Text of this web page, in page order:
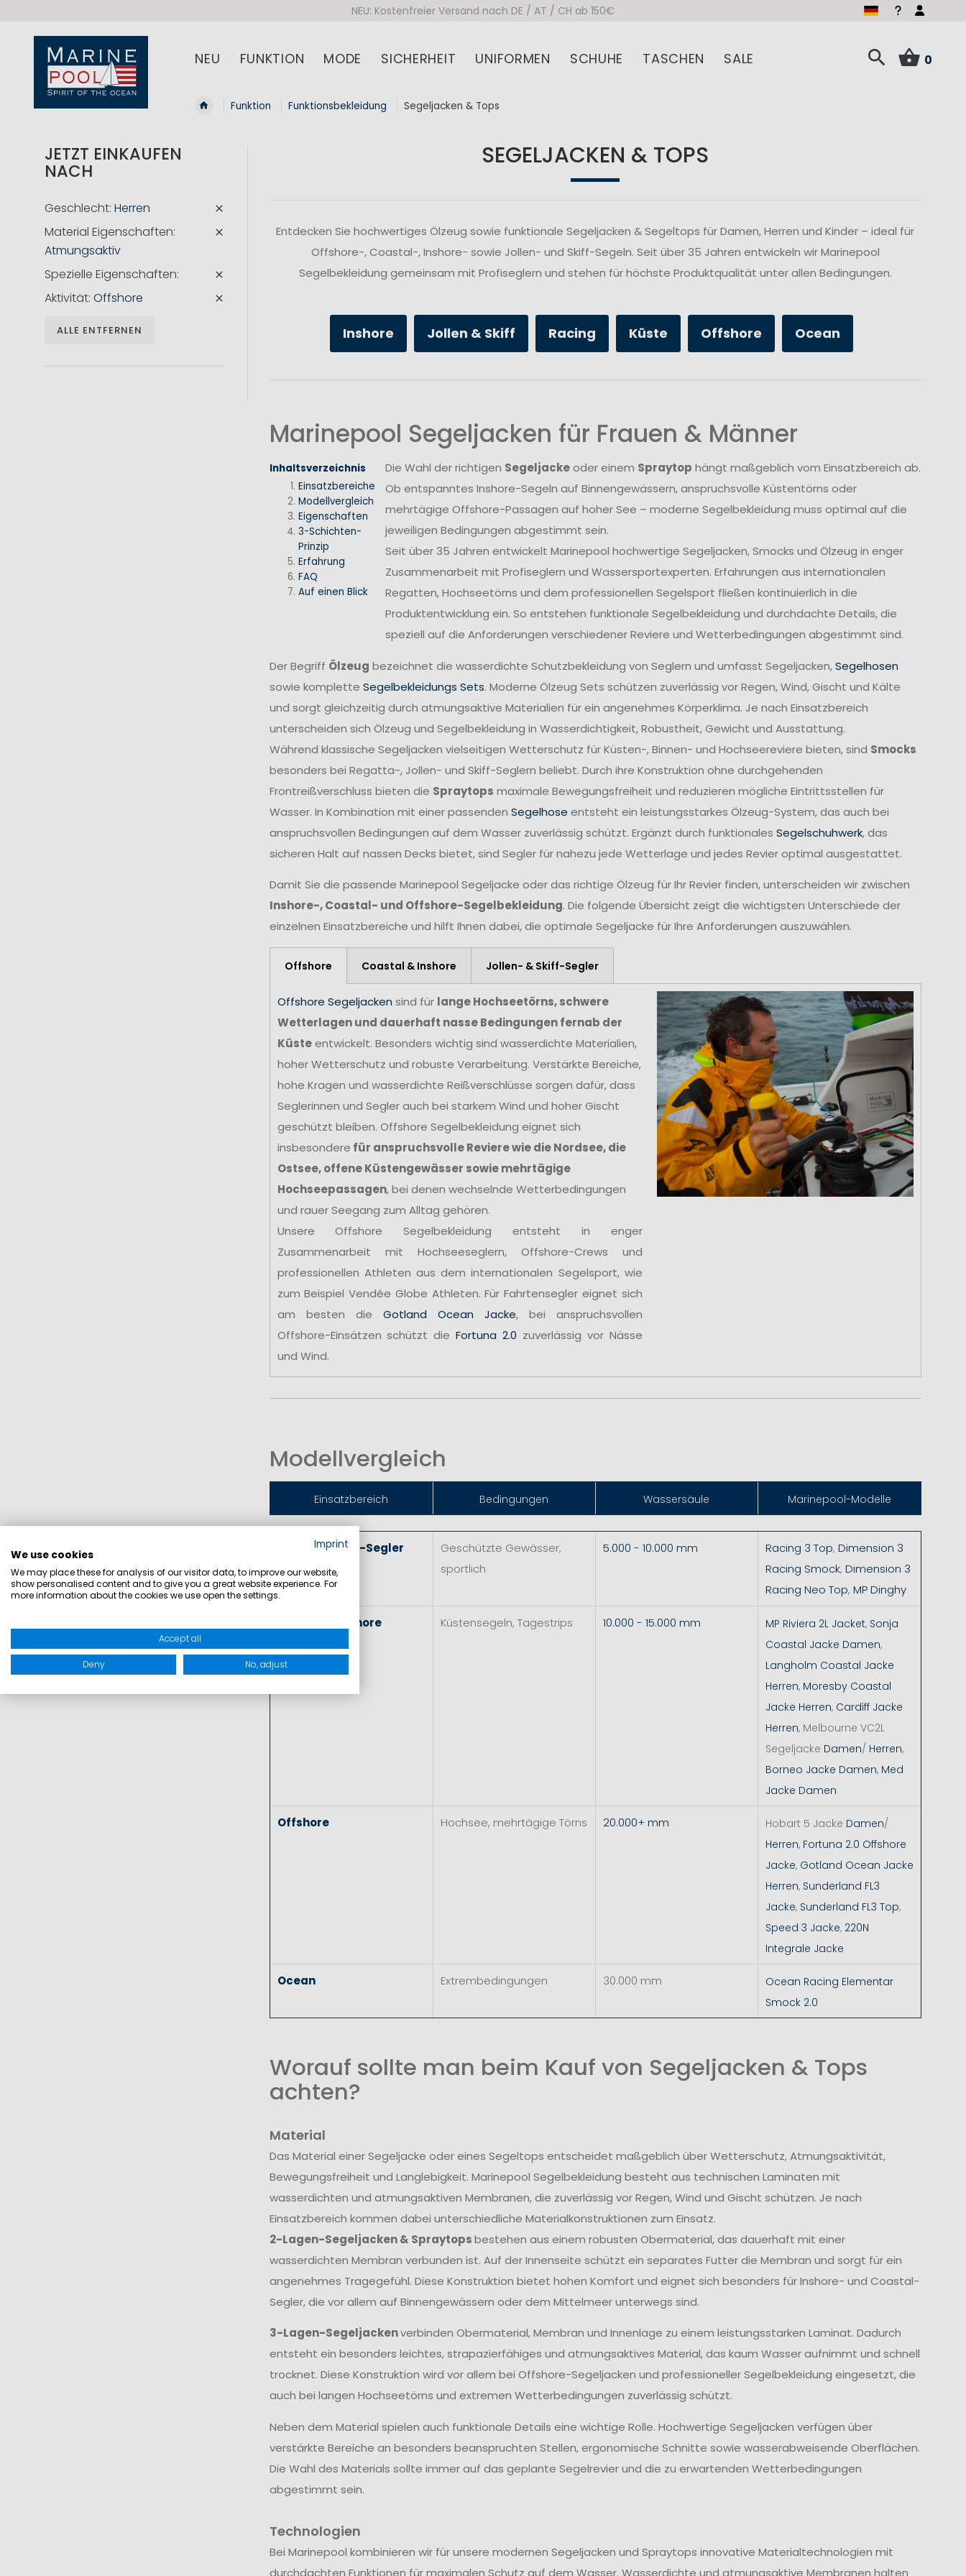
NEU: Kostenfreier Versand nach DE / AT / CH ab 150€
NEU FUNKTION MODE SICHERHEIT UNIFORMEN SCHUHE TASCHEN SALE 0
Funktion Funktionsbekleidung Segeljacken & Tops
SEGELJACKEN & TOPS
Entdecken Sie hochwertiges Ölzeug sowie funktionale Segeljacken & Segeltops für Damen, Herren und Kinder – ideal für
Offshore-, Coastal-, Inshore- sowie Jollen- und Skiff-Segeln. Seit über 35 Jahren entwickeln wir Marinepool
Segelbekleidung gemeinsam mit Profiseglern und stehen für höchste Produktqualität unter allen Bedingungen.
Inshore Jollen & Skiff Racing Küste Offshore Ocean
Marinepool Segeljacken für Frauen & Männer
Inhaltsverzeichnis
Einsatzbereiche
Modellvergleich
Eigenschaften
3-Schichten-
Prinzip
Erfahrung
FAQ
Auf einen Blick
Die Wahl der richtigen Segeljackeoder einem Spraytop hängt maßgeblich vom Einsatzbereich ab.
Ob entspanntes Inshore-Segeln auf Binnengewässern, anspruchsvolle Küstentörns oder
mehrtägige Offshore-Passagen auf hoher See – moderne Segelbekleidung muss optimal auf die
jeweiligen Bedingungen abgestimmt sein.
Seit über 35 Jahren entwickelt Marinepool hochwertige Segeljacken, Smocks und Ölzeug in enger
Zusammenarbeit mit Profiseglern und Wassersportexperten. Erfahrungen aus internationalen
Regatten, Hochseetörns und dem professionellen Segelsport fließen kontinuierlich in die
Produktentwicklung ein. So entstehen funktionale Segelbekleidung und durchdachte Details, die
speziell auf die Anforderungen verschiedener Reviere und Wetterbedingungen abgestimmt sind.
Der Begriff Ölzeug bezeichnet die wasserdichte Schutzbekleidung von Seglern und umfasst Segeljacken,Segelhosen
sowie komplette Segelbekleidungs Sets. Moderne Ölzeug Sets schützen zuverlässig vor Regen, Wind, Gischt und Kälte
und sorgt gleichzeitig durch atmungsaktive Materialien für ein angenehmes Körperklima. Je nach Einsatzbereich
unterscheiden sich Ölzeug und Segelbekleidung in Wasserdichtigkeit, Robustheit, Gewicht und Ausstattung.
Während klassische Segeljacken vielseitigen Wetterschutz für Küsten-, Binnen- und Hochseereviere bieten, sind Smocks
besonders bei Regatta-, Jollen- und Skiff-Seglern beliebt. Durch ihre Konstruktion ohne durchgehenden
Frontreißverschluss bieten die Spraytops maximale Bewegungsfreiheit und reduzieren mögliche Eintrittsstellen für
Wasser. In Kombination mit einer passenden Segelhose entsteht ein leistungsstarkes Ölzeug-System, das auch bei
anspruchsvollen Bedingungen auf dem Wasser zuverlässig schützt. Ergänzt durch funktionales Segelschuhwerk, das
sicheren Halt auf nassen Decks bietet, sind Segler für nahezu jede Wetterlage und jedes Revier optimal ausgestattet.
Damit Sie die passende Marinepool Segeljacke oder das richtige Ölzeug für Ihr Revier finden, unterscheiden wir zwischen
Inshore-, Coastal- und Offshore-Segelbekleidung. Die folgende Übersicht zeigt die wichtigsten Unterschiede der
einzelnen Einsatzbereiche und hilft Ihnen dabei, die optimale Segeljacke für Ihre Anforderungen auszuwählen.
Offshore Coastal & Inshore Jollen- & Skiff-Segler
Offshore Segeljacken sind für lange Hochseetörns, schwere
Wetterlagen und dauerhaft nasse Bedingungen fernab der
Küsteentwickelt. Besonders wichtig sind wasserdichte Materialien,
hoher Wetterschutz und robuste Verarbeitung. Verstärkte Bereiche,
hohe Kragen und wasserdichte Reißverschlüsse sorgen dafür, dass
Seglerinnen und Segler auch bei starkem Wind und hoher Gischt
geschützt bleiben. Offshore Segelbekleidung eignet sich
insbesondere für anspruchsvolle Reviere wie die Nordsee, die
Ostsee, offene Küstengewässer sowie mehrtägige
Hochseepassagen, bei denen wechselnde Wetterbedingungen
und rauer Seegang zum Alltag gehören.
Unsere Offshore Segelbekleidung entsteht in enger
Zusammenarbeit mit Hochseeseglern, Offshore-Crews und
professionellen Athleten aus dem internationalen Segelsport, wie
zum Beispiel Vendée Globe Athleten. Für Fahrtensegler eignet sich
am besten die Gotland Ocean Jacke, bei anspruchsvollen
Offshore-Einsätzen schützt dieFortuna 2.0 zuverlässig vor Nässe
und Wind.
Modellvergleich
Einsatzbereich Bedingungen Wassersäule Marinepool-Modelle
Jollen- & Skiff-Segler
Geschützte Gewässer,
sportlich
5.000 - 10.000 mm Racing 3 Top, Dimension 3
Racing Smock, Dimension 3
Racing Neo Top, MP Dinghy
Inshore Küstensegeln, Tagestrips 10.000 - 15.000 mm MP Riviera 2L Jacket, Sonja
Coastal Jacke Damen,
Langholm Coastal Jacke
Herren, Moresby Coastal
Jacke Herren, Cardiff Jacke
Herren, Melbourne VC2L
Segeljacke Damen/ Herren,
Borneo Jacke Damen, Med
Jacke Damen
Offshore Hochsee, mehrtägige Törns 20.000+ mm Hobart 5 Jacke Damen/
Herren, Fortuna 2.0 Offshore
Jacke, Gotland Ocean Jacke
Herren, Sunderland FL3
Jacke, Sunderland FL3 Top,
Speed 3 Jacke, 220N
Integrale Jacke
Ocean Extrembedingungen 30.000 mm
Ocean Racing Elementar
Smock 2.0
Worauf sollte man beim Kauf von Segeljacken & Tops
achten?
Material
Das Material einer Segeljacke oder eines Segeltops entscheidet maßgeblich über Wetterschutz, Atmungsaktivität,
Bewegungsfreiheit und Langlebigkeit. Marinepool Segelbekleidung besteht aus technischen Laminaten mit
wasserdichten und atmungsaktiven Membranen, die zuverlässig vor Regen, Wind und Gischt schützen. Je nach
Einsatzbereich kommen dabei unterschiedliche Materialkonstruktionen zum Einsatz.
2-Lagen-Segeljacken & Spraytopsbestehen aus einem robusten Obermaterial, das dauerhaft mit einer
wasserdichten Membran verbunden ist. Auf der Innenseite schützt ein separates Futter die Membran und sorgt für ein
angenehmes Tragegefühl. Diese Konstruktion bietet hohen Komfort und eignet sich besonders für Inshore- und Coastal-
Segler, die vor allem auf Binnengewässern oder dem Mittelmeer unterwegs sind.
3-Lagen-Segeljackenverbinden Obermaterial, Membran und Innenlage zu einem leistungsstarken Laminat. Dadurch
entsteht ein besonders leichtes, strapazierfähiges und atmungsaktives Material, das kaum Wasser aufnimmt und schnell
trocknet. Diese Konstruktion wird vor allem bei Offshore-Segeljacken und professioneller Segelbekleidung eingesetzt, die
auch bei langen Hochseetörns und extremen Wetterbedingungen zuverlässig schützt.
Neben dem Material spielen auch funktionale Details eine wichtige Rolle. Hochwertige Segeljacken verfügen über
verstärkte Bereiche an besonders beanspruchten Stellen, ergonomische Schnitte sowie wasserabweisende Oberflächen.
Die Wahl des Materials sollte immer auf das geplante Segelrevier und die zu erwartenden Wetterbedingungen
abgestimmt sein.
Technologien
Bei Marinepool kombinieren wir für unsere modernen Segeljacken und Spraytops innovative Materialtechnologien mit
durchdachten Funktionen für maximalen Schutz auf dem Wasser. Wasserdichte und atmungsaktive Membranen halten
JETZT EINKAUFEN
NACH
Geschlecht Herren
Material Eigenschaften
Atmungsaktiv
Spezielle Eigenschaften
Aktivität Offshore
ALLE ENTFERNEN
Imprint
We use cookies
We may place these for analysis of our visitor data, to improve our website,
show personalised content and to give you a great website experience. For
more information about the cookies we use open the settings.
Accept all
Deny No, adjust